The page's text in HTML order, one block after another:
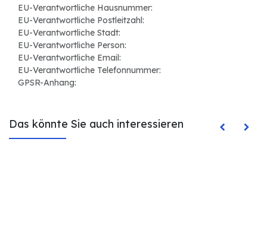
EU-Verantwortliche Hausnummer:
EU-Verantwortliche Postleitzahl:
EU-Verantwortliche Stadt:
EU-Verantwortliche Person:
EU-Verantwortliche Email:
EU-Verantwortliche Telefonnummer:
GPSR-Anhang:
Das könnte Sie auch interessieren